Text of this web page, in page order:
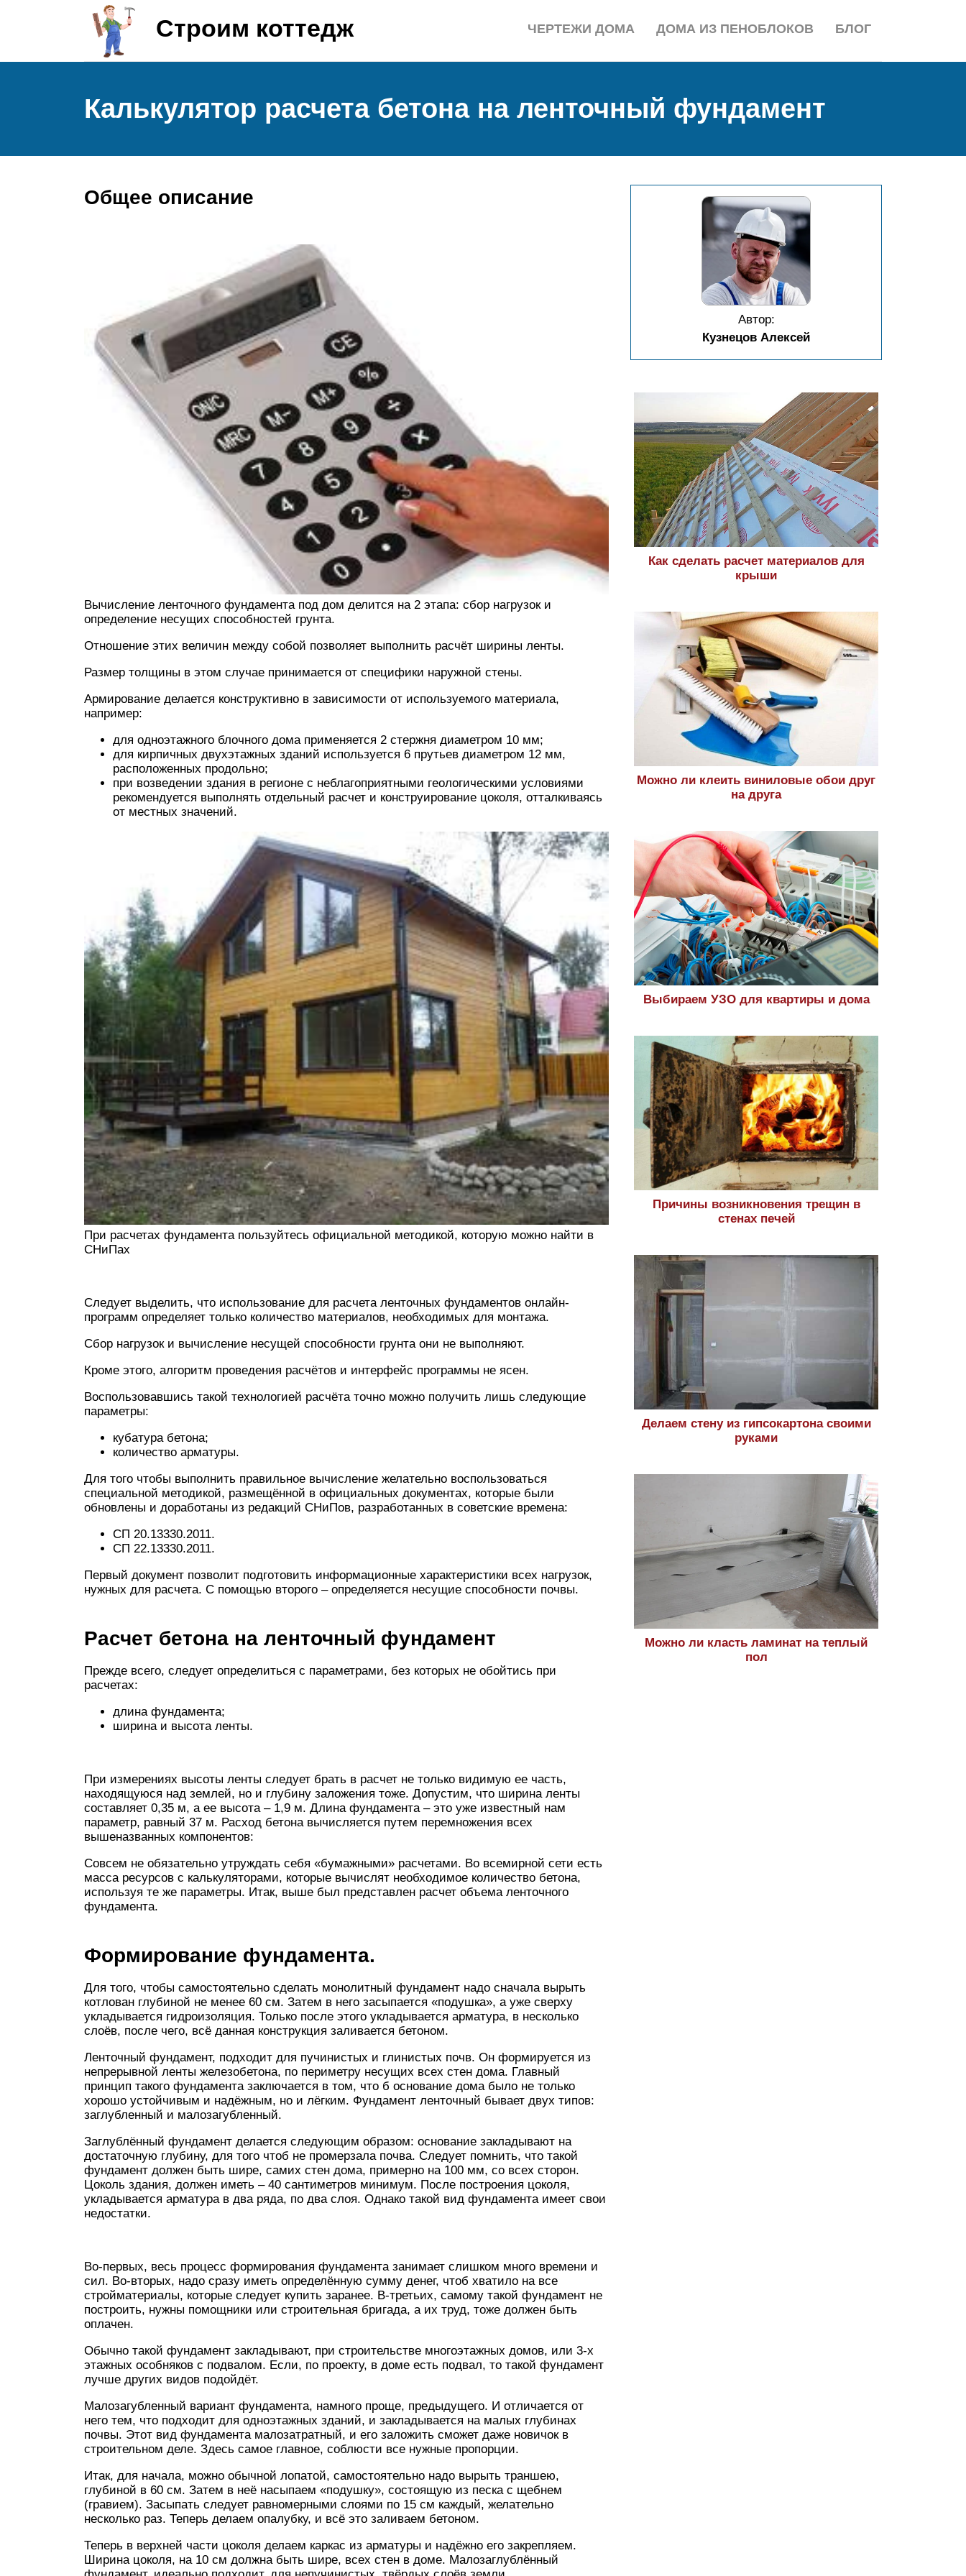
Строим коттедж БЛОГ
ДОМА ИЗ ПЕНОБЛОКОВ
ЧЕРТЕЖИ ДОМА
Калькулятор расчета бетона на ленточный фундамент
Общее описание
Вычисление ленточного фундамента под дом делится на 2 этапа: сбор нагрузок и
определение несущих способностей грунта.
Отношение этих величин между собой позволяет выполнить расчёт ширины ленты.
Размер толщины в этом случае принимается от специфики наружной стены.
Армирование делается конструктивно в зависимости от используемого материала,
например:
для одноэтажного блочного дома применяется 2 стержня диаметром 10 мм;
для кирпичных двухэтажных зданий используется 6 прутьев диаметром 12 мм,
расположенных продольно;
при возведении здания в регионе с неблагоприятными геологическими условиями
рекомендуется выполнять отдельный расчет и конструирование цоколя, отталкиваясь
от местных значений.
При расчетах фундамента пользуйтесь официальной методикой, которую можно найти в
СНиПах
Следует выделить, что использование для расчета ленточных фундаментов онлайн-
программ определяет только количество материалов, необходимых для монтажа.
Сбор нагрузок и вычисление несущей способности грунта они не выполняют.
Кроме этого, алгоритм проведения расчётов и интерфейс программы не ясен.
Воспользовавшись такой технологией расчёта точно можно получить лишь следующие
параметры:
кубатура бетона;
количество арматуры.
Для того чтобы выполнить правильное вычисление желательно воспользоваться
специальной методикой, размещённой в официальных документах, которые были
обновлены и доработаны из редакций СНиПов, разработанных в советские времена:
СП 20.13330.2011.
СП 22.13330.2011.
Первый документ позволит подготовить информационные характеристики всех нагрузок,
нужных для расчета. С помощью второго – определяется несущие способности почвы.
Расчет бетона на ленточный фундамент
Прежде всего, следует определиться с параметрами, без которых не обойтись при
расчетах:
длина фундамента;
ширина и высота ленты.
При измерениях высоты ленты следует брать в расчет не только видимую ее часть,
находящуюся над землей, но и глубину заложения тоже. Допустим, что ширина ленты
составляет 0,35 м, а ее высота – 1,9 м. Длина фундамента – это уже известный нам
параметр, равный 37 м. Расход бетона вычисляется путем перемножения всех
вышеназванных компонентов:
Совсем не обязательно утруждать себя «бумажными» расчетами. Во всемирной сети есть
масса ресурсов с калькуляторами, которые вычислят необходимое количество бетона,
используя те же параметры. Итак, выше был представлен расчет объема ленточного
фундамента.
Формирование фундамента.
Для того, чтобы самостоятельно сделать монолитный фундамент надо сначала вырыть
котлован глубиной не менее 60 см. Затем в него засыпается «подушка», а уже сверху
укладывается гидроизоляция. Только после этого укладывается арматура, в несколько
слоёв, после чего, всё данная конструкция заливается бетоном.
Ленточный фундамент, подходит для пучинистых и глинистых почв. Он формируется из
непрерывной ленты железобетона, по периметру несущих всех стен дома. Главный
принцип такого фундамента заключается в том, что б основание дома было не только
хорошо устойчивым и надёжным, но и лёгким. Фундамент ленточный бывает двух типов:
заглубленный и малозагубленный.
Заглублённый фундамент делается следующим образом: основание закладывают на
достаточную глубину, для того чтоб не промерзала почва. Следует помнить, что такой
фундамент должен быть шире, самих стен дома, примерно на 100 мм, со всех сторон.
Цоколь здания, должен иметь – 40 сантиметров минимум. После построения цоколя,
укладывается арматура в два ряда, по два слоя. Однако такой вид фундамента имеет свои
недостатки.
Во-первых, весь процесс формирования фундамента занимает слишком много времени и
сил. Во-вторых, надо сразу иметь определённую сумму денег, чтоб хватило на все
стройматериалы, которые следует купить заранее. В-третьих, самому такой фундамент не
построить, нужны помощники или строительная бригада, а их труд, тоже должен быть
оплачен.
Обычно такой фундамент закладывают, при строительстве многоэтажных домов, или 3-х
этажных особняков с подвалом. Если, по проекту, в доме есть подвал, то такой фундамент
лучше других видов подойдёт.
Малозагубленный вариант фундамента, намного проще, предыдущего. И отличается от
него тем, что подходит для одноэтажных зданий, и закладывается на малых глубинах
почвы. Этот вид фундамента малозатратный, и его заложить сможет даже новичок в
строительном деле. Здесь самое главное, соблюсти все нужные пропорции.
Итак, для начала, можно обычной лопатой, самостоятельно надо вырыть траншею,
глубиной в 60 см. Затем в неё насыпаем «подушку», состоящую из песка с щебнем
(гравием). Засыпать следует равномерными слоями по 15 см каждый, желательно
несколько раз. Теперь делаем опалубку, и всё это заливаем бетоном.
Теперь в верхней части цоколя делаем каркас из арматуры и надёжно его закрепляем.
Ширина цоколя, на 10 см должна быть шире, всех стен в доме. Малозаглублённый
Автор:
Кузнецов Алексей
Как сделать расчет материалов для
крыши
Можно ли клеить виниловые обои друг
на друга
Выбираем УЗО для квартиры и дома
Причины возникновения трещин в
стенах печей
Делаем стену из гипсокартона своими
руками
Можно ли класть ламинат на теплый
пол